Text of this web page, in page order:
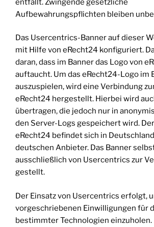
Aufbewahrungspflichten bleiben
Das Usercentrics-Banner auf dieser
mit Hilfe von eRecht24 konfiguriert.
daran, dass im Banner das Logo von
auftaucht. Um das eRecht24-Logo im
auszuspielen, wird eine Verbindung
eRecht24 hergestellt. Hierbei wird
übertragen, die jedoch nur in
den Server-Logs gespeichert wird.
eRecht24 befindet sich in
deutschen Anbieter. Das Banner
ausschließlich von Usercentrics zur
gestellt.
Der Einsatz von Usercentrics erfolgt,
vorgeschriebenen Einwilligungen für
bestimmter Technologien einzuholen.